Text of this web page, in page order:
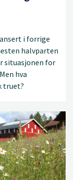
i forrige
halvparten
situasjonen for
hva
truet?